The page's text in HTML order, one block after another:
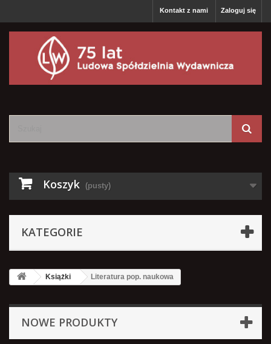
Zaloguj się
Kontakt z nami
Koszyk (pusty)
KATEGORIE
Książki Literatura pop. naukowa
NOWE PRODUKTY